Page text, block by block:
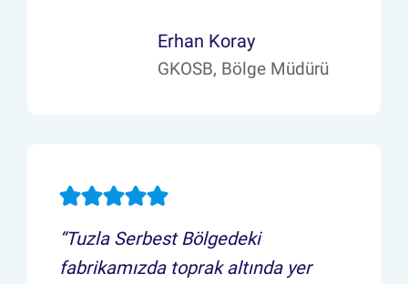
Erhan Koray
GKOSB, Bölge Müdürü
“Tuzla Serbest Bölgedeki
fabrikamızda toprak altında yer